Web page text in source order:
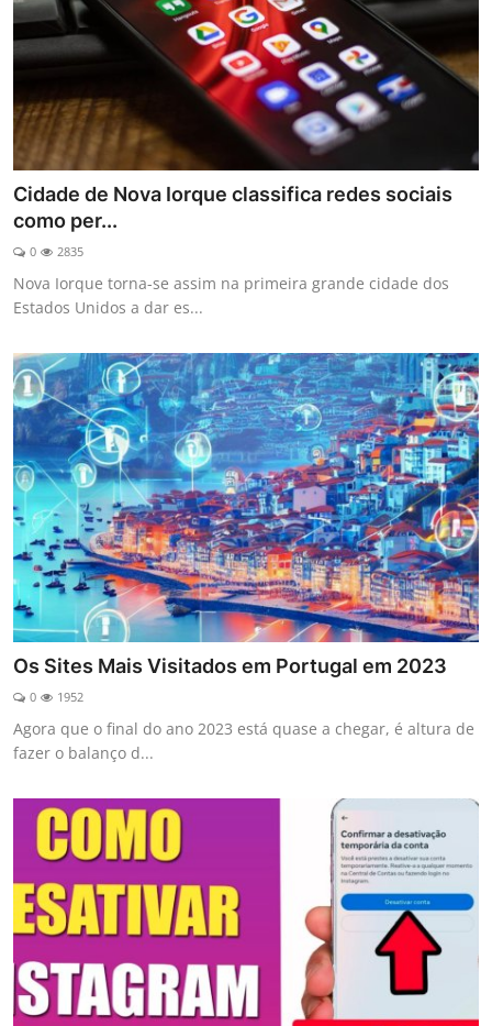
Cidade de Nova Iorque classifica redes sociais
como per...
0 2835
Nova Iorque torna-se assim na primeira grande cidade dos
Estados Unidos a dar es...
Os Sites Mais Visitados em Portugal em 2023
0 1952
Agora que o final do ano 2023 está quase a chegar, é altura de
fazer o balanço d...